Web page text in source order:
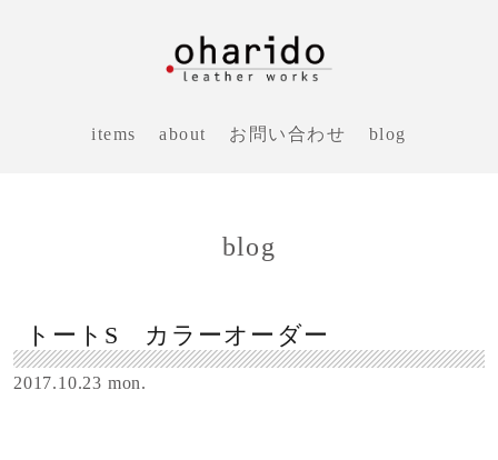
items about お問い合わせ blog
blog
トートS カラーオーダー
2017.10.23 mon.